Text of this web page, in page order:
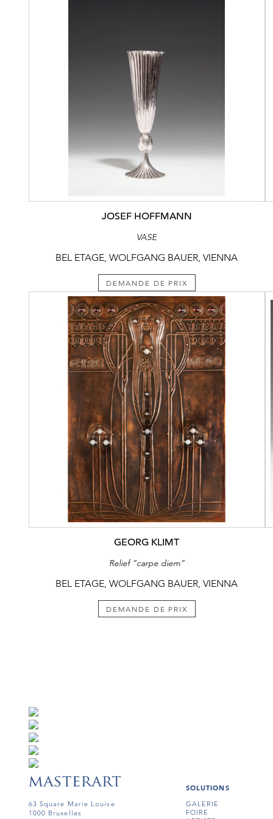
JOSEF HOFFMANN
VASE
BEL ETAGE, WOLFGANG BAUER, VIENNA
DEMANDE DE PRIX
GEORG KLIMT
Relief “carpe diem“
BEL ETAGE, WOLFGANG BAUER, VIENNA
DEMANDE DE PRIX
63 Square Marie Louise
1000 Bruxelles
SOLUTIONS
GALERIE
FOIRE